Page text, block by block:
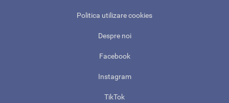
Politica utilizare cookies
Despre noi
Facebook
Instagram
TikTok